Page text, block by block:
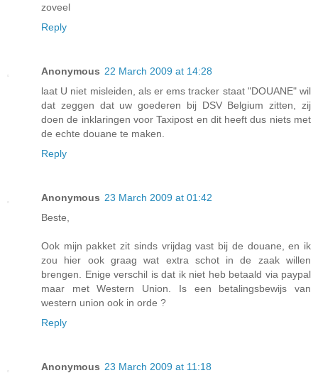
zoveel
Reply
Anonymous 22 March 2009 at 14:28
laat U niet misleiden, als er ems tracker staat "DOUANE" wil
dat zeggen dat uw goederen bij DSV Belgium zitten, zij
doen de inklaringen voor Taxipost en dit heeft dus niets met
de echte douane te maken.
Reply
Anonymous 23 March 2009 at 01:42
Beste,
Ook mijn pakket zit sinds vrijdag vast bij de douane, en ik
zou hier ook graag wat extra schot in de zaak willen
brengen. Enige verschil is dat ik niet heb betaald via paypal
maar met Western Union. Is een betalingsbewijs van
western union ook in orde ?
Reply
Anonymous 23 March 2009 at 11:18